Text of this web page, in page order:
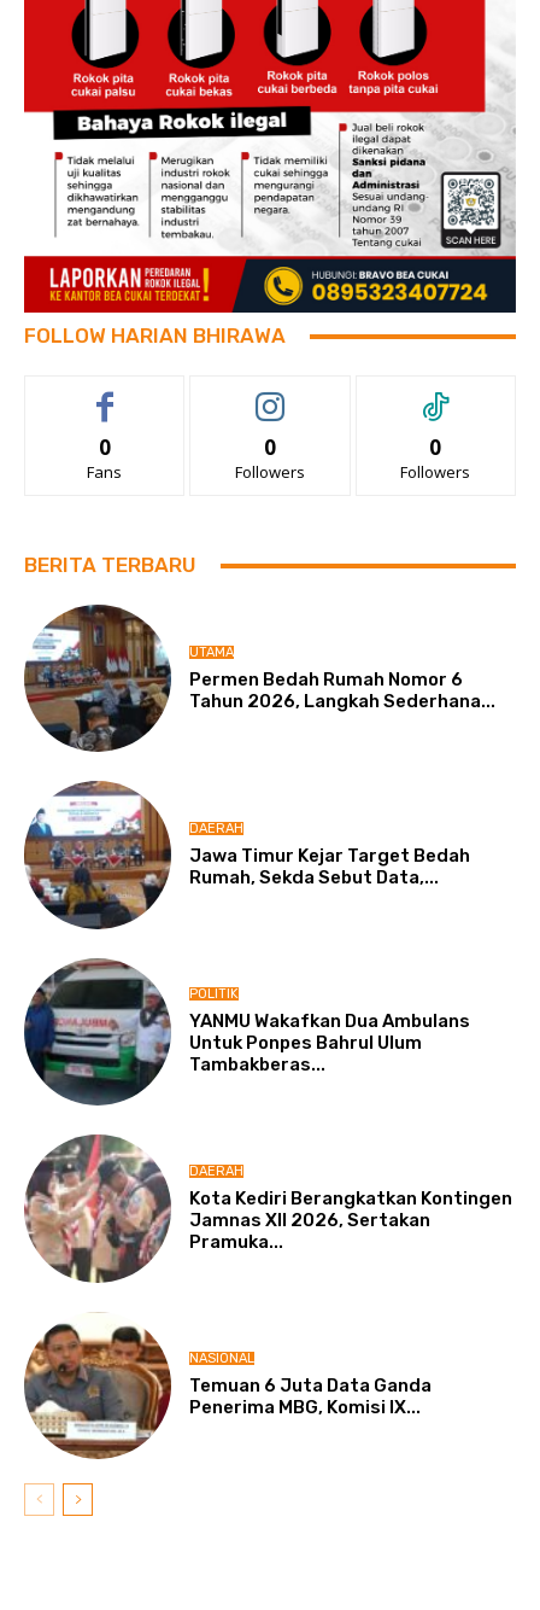
FOLLOW HARIAN BHIRAWA
0
Fans
0
Followers
0
Followers
BERITA TERBARU
UTAMA
Permen Bedah Rumah Nomor 6
Tahun 2026, Langkah Sederhana...
DAERAH
Jawa Timur Kejar Target Bedah
Rumah, Sekda Sebut Data,...
POLITIK
YANMU Wakafkan Dua Ambulans
Untuk Ponpes Bahrul Ulum
Tambakberas...
DAERAH
Kota Kediri Berangkatkan Kontingen
Jamnas XII 2026, Sertakan
Pramuka...
NASIONAL
Temuan 6 Juta Data Ganda
Penerima MBG, Komisi IX...